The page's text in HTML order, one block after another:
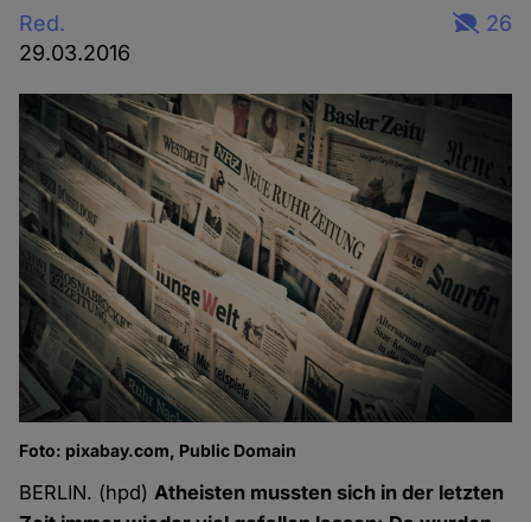
Red.
29.03.2016
26
Foto: pixabay.com, Public Domain
BERLIN. (hpd)Atheisten mussten sich in der letzten